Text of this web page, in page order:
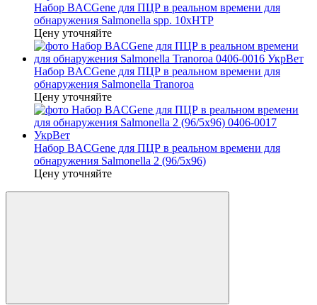
Набор BACGene для ПЦР в реальном времени для
обнаружения Salmonella spp. 10xHTP
Цену уточняйте
Набор BACGene для ПЦР в реальном времени для
обнаружения Salmonella Tranoroa
Цену уточняйте
Набор BACGene для ПЦР в реальном времени для
обнаружения Salmonella 2 (96/5x96)
Цену уточняйте